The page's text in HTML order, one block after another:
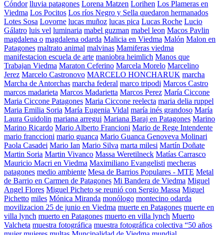
Cóndor lluvia patagones Lorena Matzen Lorihen Los Plameras en
Viedma Los Pocitos Los ríos Negro y Sella quedaron hermanados
Lotes Sosa Lovorne lucas muñoz lucas pica Lucas Roche Lucio
Gálatro luis vel luminaria mabel guzman mabel leon Macos Pavlin
magdalena o magdalena odarda Malicia en Viedma Malón Malon en
Patagones maltrato animal malvinas Mamiferas viedma
manifestacion escuela de arte maniobra heimlich Manos que
Trabajan Viedma Maraton Ceferino Marcela Morelo Marcelino
Jerez Marcelo Castronovo MARCELO HONCHARUK marcha
Marcha de Antorchas marcha federal marco tripodi Marcos Castro
marcos madarieta Marcos Madarietta Marcos Perez María Ciccone
Maria Ciccone Patagones Maria Ciccone reelecta maria delia ruppel
Maria Emilia Soria María Eugenia Vidal maría inés grandoso María
Laura Guidolin mariana arregui Mariana Baraj en Patagones Marino
Marino Ricardo Mario Alberto Francioni Mario de Rege Intendente
mario franccioni mario guanca Mario Guanca Genoveva Molinari
Paola Casadei Mario Ian Mario Silva marta milesi Martín Doñate
Martin Soria Martin Vivanco Massa Weretilneck Matías Carrasco
Mauricio Macri en Viedma Maximiliano Evangelisti mecheras
patagones medio ambiente Mesa de Barrios Populares - MTE Metal
de Barrio en Carmen de Patagones Mi Bandera de Viedma Miguel
Angel Flores Miguel Picheto se reunió con Sergio Massa Miguel
Pichetto miles Mónica Miranda monólogo montecino odarda
movilizacion 25 de junio en Viedma muerte en Patagones muerte en
villa lynch muerto en Patagones muerto en villa lynch Muerto
Valcheta muestra fotográfica muestra fotográfica colectiva “50 años